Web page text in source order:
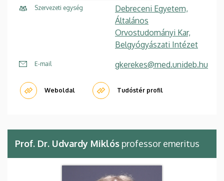
Szervezeti egység
Debreceni Egyetem,
Általános
Orvostudományi Kar,
Belgyógyászati Intézet
E-mail gkerekes@med.unideb.hu
Weboldal Tudóstér profil
Prof. Dr. Udvardy Miklós professor emeritus